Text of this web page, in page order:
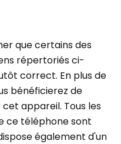
que certains des
répertoriés ci-
correct. En plus de
bénéficierez de
appareil. Tous les
ce téléphone sont
également d'un